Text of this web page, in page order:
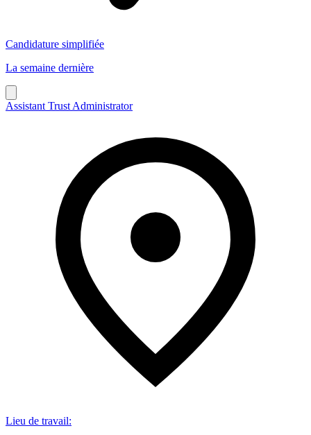
Candidature simplifiée
La semaine dernière
Assistant Trust Administrator
Lieu de travail: